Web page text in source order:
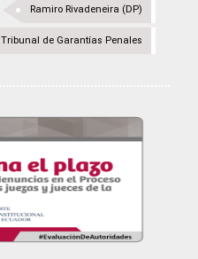
Ramiro Rivadeneira (DP)
Tribunal de Garantías Penales